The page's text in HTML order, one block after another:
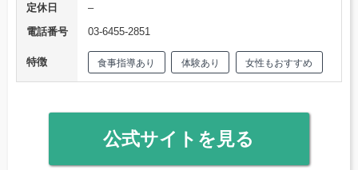
定休日
–
電話番号
03-6455-2851
特徴 食事指導あり 体験あり 女性もおすすめ
公式サイトを見る